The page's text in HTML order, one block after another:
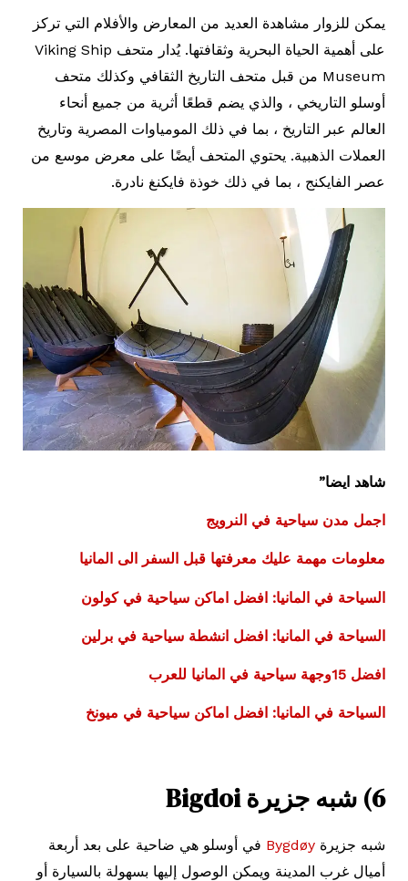
يمكن للزوار مشاهدة العديد من المعارض والأفلام التي تركز
على أهمية الحياة البحرية وثقافتها. يُدار متحف Viking Ship
Museum من قبل متحف التاريخ الثقافي وكذلك متحف
أوسلو التاريخي ، والذي يضم قطعًا أثرية من جميع أنحاء
العالم عبر التاريخ ، بما في ذلك المومياوات المصرية وتاريخ
العملات الذهبية. يحتوي المتحف أيضًا على معرض موسع من
عصر الفايكنج ، بما في ذلك خوذة فايكنغ نادرة.
شاهد ايضا”
اجمل مدن سياحية في النرويج
معلومات مهمة عليك معرفتها قبل السفر الى المانيا
السياحة في المانيا: افضل اماكن سياحية في كولون
السياحة في المانيا: افضل انشطة سياحية في برلين
افضل 15وجهة سياحية في المانيا للعرب
السياحة في المانيا: افضل اماكن سياحية في ميونخ
6) شبه جزيرة Bigdoi
شبه جزيرة Bygdøy في أوسلو هي ضاحية على بعد أربعة
أميال غرب المدينة ويمكن الوصول إليها بسهولة بالسيارة أو